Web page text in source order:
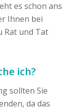
es schon ans
Ihnen bei
Rat und Tat
ich?
sollten Sie
da das